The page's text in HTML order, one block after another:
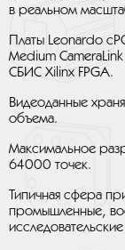
в реальном
Платы Leonardo
Medium
СБИС Xilinx FPGA.
Видеоданные
объема.
Максимальное
64000 точек.
Типичная сфера
промышленные,